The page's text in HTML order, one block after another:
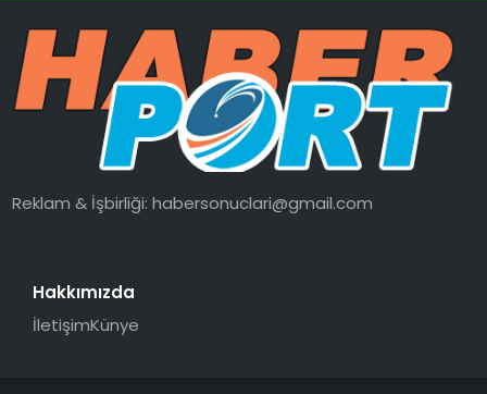
Reklam & İşbirliği:habersonuclari@gmail.com
Hakkımızda
İletişimKünye